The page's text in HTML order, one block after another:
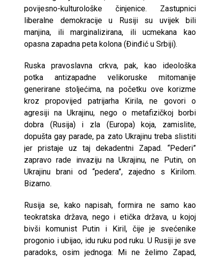
povijesno-kulturološke činjenice. Zastupnici
liberalne demokracije u Rusiji su uvijek bili
manjina, ili marginalizirana, ili ucmekana kao
opasna zapadna peta kolona (Đinđić u Srbiji).
Ruska pravoslavna crkva, pak, kao ideološka
potka antizapadne velikoruske mitomanije
generirane stoljećima, na početku ove korizme
kroz propovijed patrijarha Kirila, ne govori o
agresiji na Ukrajinu, nego o metafizičkoj borbi
dobra (Rusija) i zla (Europa) koja, zamislite,
dopušta gay parade, pa zato Ukrajinu treba slistiti
jer pristaje uz taj dekadentni Zapad. “Pederi”
zapravo rade invaziju na Ukrajinu, ne Putin, on
Ukrajinu brani od “pedera”, zajedno s Kirilom.
Bizarno.
Rusija se, kako napisah, formira ne samo kao
teokratska država, nego i etička država, u kojoj
bivši komunist Putin i Kiril, čije je svećenike
progonio i ubijao, idu ruku pod ruku. U Rusiji je sve
paradoks, osim jednoga: Mi ne želimo Zapad,